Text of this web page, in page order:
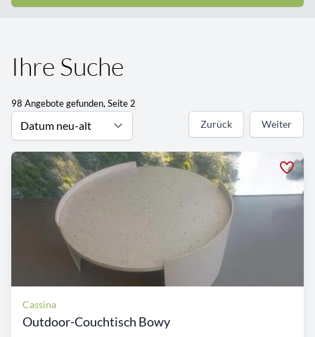
Ihre Suche
98 Angebote gefunden, Seite 2
Zurück Weiter
Cassina
Outdoor-Couchtisch Bowy